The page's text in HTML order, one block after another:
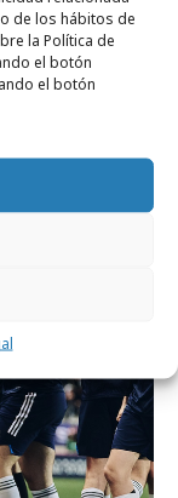
de los hábitos de
la Política de
el botón
el botón
a España